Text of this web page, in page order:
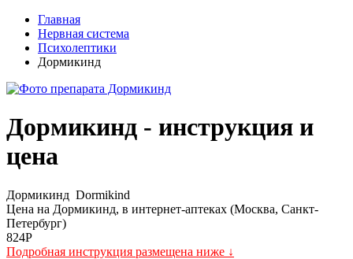
Главная
Нервная система
Психолептики
Дормикинд
Дормикинд - инструкция и
цена
Дормикинд Dormikind
Цена на Дормикинд, в интернет-аптеках (Москва, Санкт-
Петербург)
824P
Подробная инструкция размещена ниже ↓